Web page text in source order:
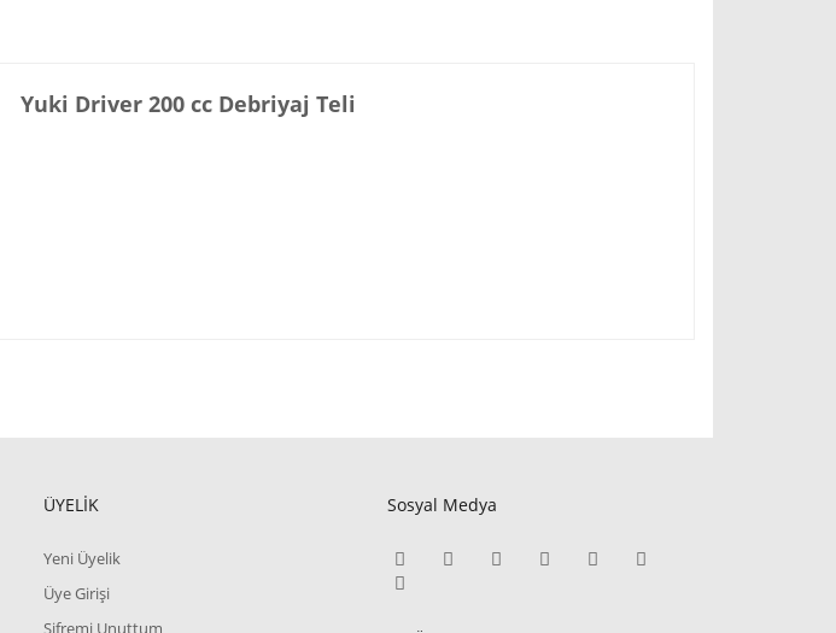
Yuki Driver 200 cc Debriyaj Teli
ÜYELİK
Yeni Üyelik
Üye Girişi
Şifremi Unuttum
Sosyal Medya